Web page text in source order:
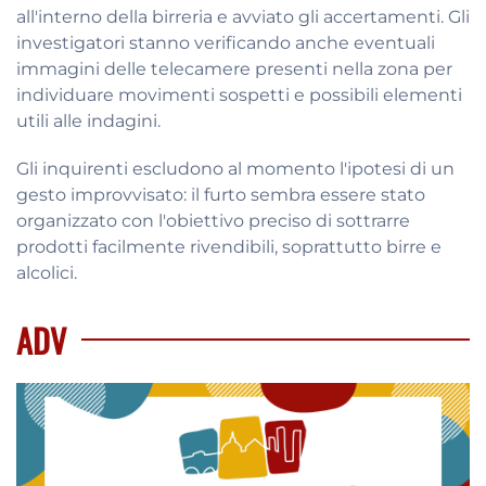
all'interno della birreria e avviato gli accertamenti. Gli
investigatori stanno verificando anche eventuali
immagini delle telecamere presenti nella zona per
individuare movimenti sospetti e possibili elementi
utili alle indagini.
Gli inquirenti escludono al momento l'ipotesi di un
gesto improvvisato: il furto sembra essere stato
organizzato con l'obiettivo preciso di sottrarre
prodotti facilmente rivendibili, soprattutto birre e
alcolici.
ADV